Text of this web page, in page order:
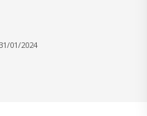
01/2024